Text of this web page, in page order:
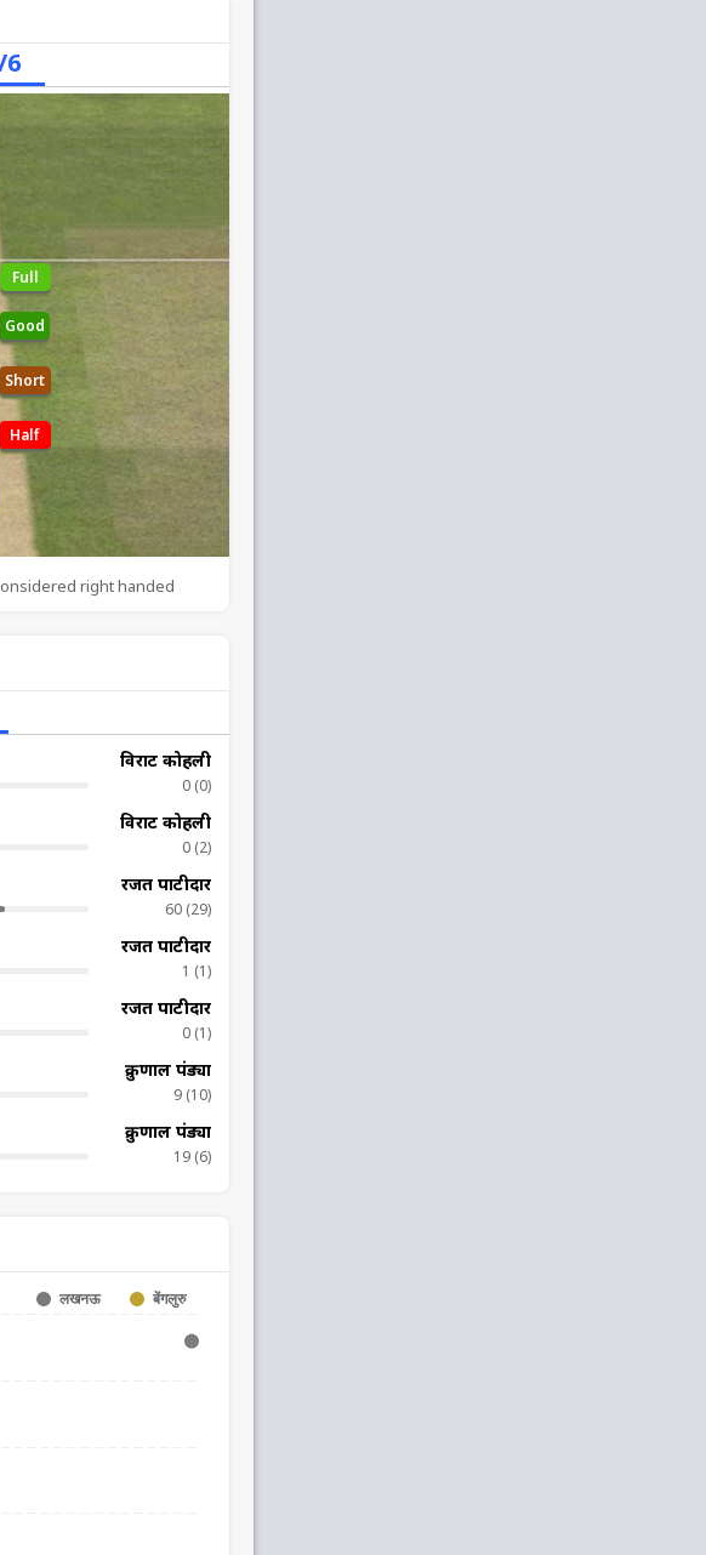
Full
Good
Short
Half
right handed
विराट कोहली
0 (0)
विराट कोहली
0 (2)
रजत पाटीदार
60 (29)
रजत पाटीदार
1 (1)
रजत पाटीदार
0 (1)
क्रुणाल पंड्या
9 (10)
क्रुणाल पंड्या
19 (6)
लखनऊ बेंगलुरु